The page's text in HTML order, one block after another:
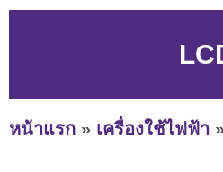
หน้าแรก » เครื่องใช้ไฟฟ้า